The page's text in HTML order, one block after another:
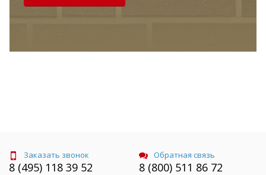
Заказать звонок
8 (495) 118 39 52
Обратная связь
8 (800) 511 86 72